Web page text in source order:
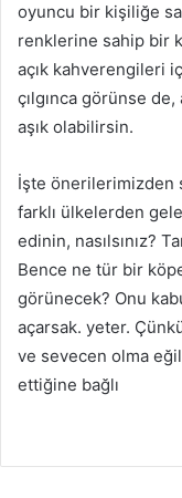
oyuncu bir kişiliğe
renklerine sahip bir
açık kahverengileri
çılgınca görünse
aşık olabilirsin.
İşte önerilerimizden
farklı ülkelerden
edinin, nasılsınız?
Bence ne tür bir
görünecek? Onu
açarsak. yeter.
ve sevecen olma
ettiğine bağlı